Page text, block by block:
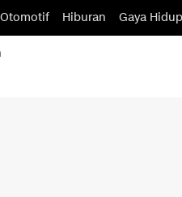
Otomotif Hiburan Gaya Hidup